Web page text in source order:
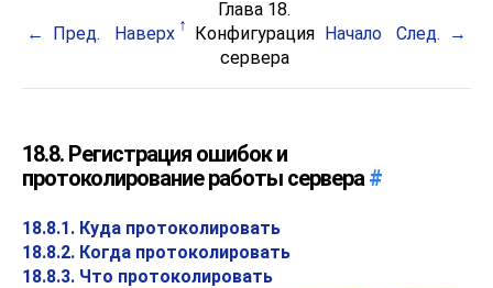
Пред. Наверх
Глава 18.
Конфигурация
сервера
Начало След.
18.8. Регистрация ошибок и
протоколирование работы сервера#
18.8.1. Куда протоколировать
18.8.2. Когда протоколировать
18.8.3. Что протоколировать